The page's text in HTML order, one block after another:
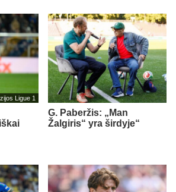
Ligue 1
G. Paberžis: „Man
Žalgiris“ yra širdyje“